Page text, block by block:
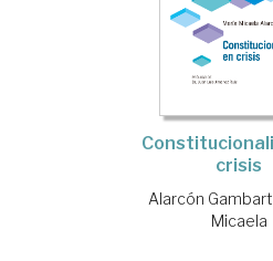
crisis
Alarcón
Micaela